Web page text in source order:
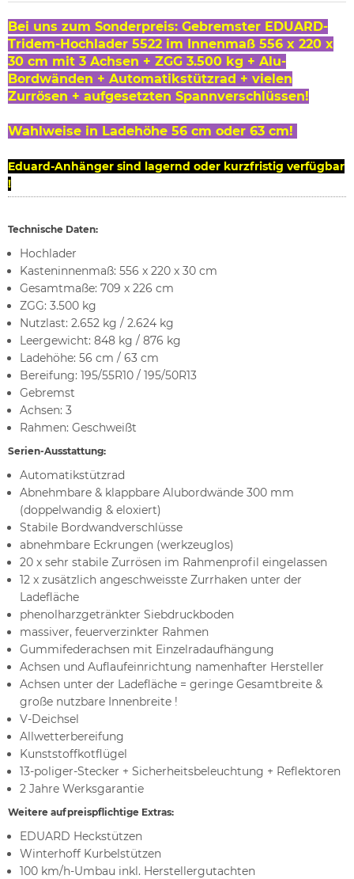
Bei uns zum Sonderpreis: Gebremster EDUARD-
Tridem-Hochlader 5522 im Innenmaß 556 x 220 x
30 cm mit 3 Achsen + ZGG 3.500 kg + Alu-
Bordwänden + Automatikstützrad + vielen
Zurrösen + aufgesetzten Spannverschlüssen!
Wahlweise in Ladehöhe 56 cm oder 63 cm!
Eduard-Anhänger sind lagernd oder kurzfristig verfügbar
!
Technische Daten:
Hochlader
Kasteninnenmaß: 556 x 220 x 30 cm
Gesamtmaße: 709 x 226 cm
ZGG: 3.500 kg
Nutzlast: 2.652 kg / 2.624 kg
Leergewicht: 848 kg / 876 kg
Ladehöhe: 56 cm / 63 cm
Bereifung: 195/55R10 / 195/50R13
Gebremst
Achsen: 3
Rahmen: Geschweißt
Serien-Ausstattung:
Automatikstützrad
Abnehmbare & klappbare Alubordwände 300 mm
(doppelwandig & eloxiert)
Stabile Bordwandverschlüsse
abnehmbare Eckrungen (werkzeuglos)
20 x sehr stabile Zurrösen im Rahmenprofil eingelassen
12 x zusätzlich angeschweisste Zurrhaken unter der
Ladefläche
phenolharzgetränkter Siebdruckboden
massiver, feuerverzinkter Rahmen
Gummifederachsen mit Einzelradaufhängung
Achsen und Auflaufeinrichtung namenhafter Hersteller
Achsen unter der Ladefläche = geringe Gesamtbreite &
große nutzbare Innenbreite !
V-Deichsel
Allwetterbereifung
Kunststoffkotflügel
13-poliger-Stecker + Sicherheitsbeleuchtung + Reflektoren
2 Jahre Werksgarantie
Weitere aufpreispflichtige Extras:
EDUARD Heckstützen
Winterhoff Kurbelstützen
100 km/h-Umbau inkl. Herstellergutachten